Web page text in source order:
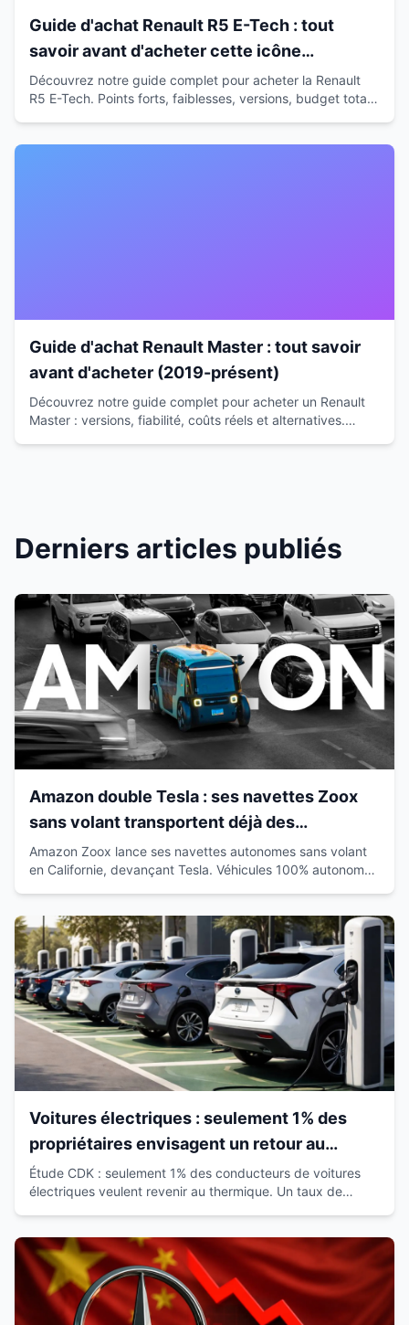
Guide d'achat Renault R5 E-Tech : tout
savoir avant d'acheter cette icône
électrique
Découvrez notre guide complet pour acheter la Renault
R5 E-Tech. Points forts, faiblesses, versions, budget total :
Guide d'achat Renault Master : tout savoir
avant d'acheter (2019-présent)
Découvrez notre guide complet pour acheter un Renault
Master : versions, fiabilité, coûts réels et alternatives.
Derniers articles publiés
Amazon double Tesla : ses navettes Zoox
sans volant transportent déjà des
passagers en Californie
Amazon Zoox lance ses navettes autonomes sans volant
en Californie, devançant Tesla. Véhicules 100% autonomes
Voitures électriques : seulement 1% des
propriétaires envisagent un retour au
thermique
Étude CDK : seulement 1% des conducteurs de voitures
électriques veulent revenir au thermique. Un taux de